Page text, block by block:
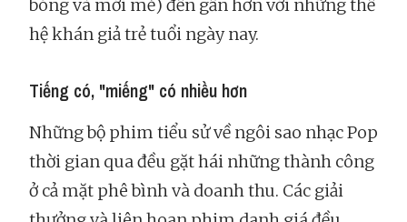
bóng và mới mẻ) đến gần hơn với những thế
hệ khán giả trẻ tuổi ngày nay.
Tiếng có, "miếng" có nhiều hơn
Những bộ phim tiểu sử về ngôi sao nhạc Pop
thời gian qua đều gặt hái những thành công
ở cả mặt phê bình và doanh thu. Các giải